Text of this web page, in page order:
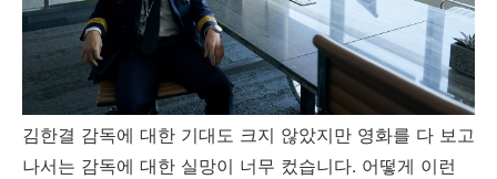
김한결 감독에 대한 기대도 크지 않았지만 영화를 다 보고
나서는 감독에 대한 실망이 너무 컸습니다. 어떻게 이런